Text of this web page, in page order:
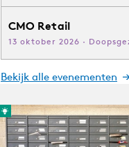
CMO Retail
13 oktober 2026 ·
Bekijk alle evenementen